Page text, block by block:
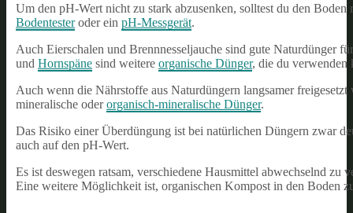
Um den pH-Wert nicht zu stark abzusenken, solltest du den
Bodentesteroder ein pH-Messgerät.
Auch Eierschalen und Brennnesseljauche sind gute Naturdünger
und Hornspäne sind weitere organische Dünger, die du verwenden
Auch wenn die Nährstoffe aus Naturdüngern langsamer
mineralische oderorganisch-mineralische Dünger.
Das Risiko einer Überdüngung ist bei natürlichen Düngern zwar
auch auf den pH-Wert.
Es ist deswegen ratsam, verschiedene Hausmittel abwechselnd
Eine weitere Möglichkeit ist, organischen Kompost in den Boden